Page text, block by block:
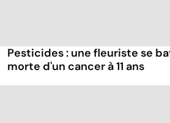
Pesticides : une fleuriste se
morte d'un cancer à 11 ans